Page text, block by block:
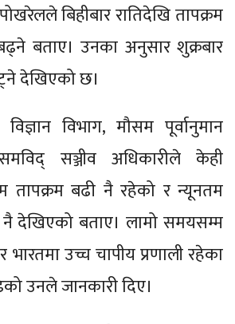
बिहीबार रातिदेखि तापक्रम
बताए। उनका अनुसार शुक्रबार
देखिएको छ।
विभाग, मौसम पूर्वानुमान
सञ्जीव अधिकारीले केही
तापक्रम बढी नै रहेको र न्यूनतम
नै देखिएको बताए। लामो समयसम्म
भारतमा उच्च चापीय प्रणाली रहेका
उनले जानकारी दिए।